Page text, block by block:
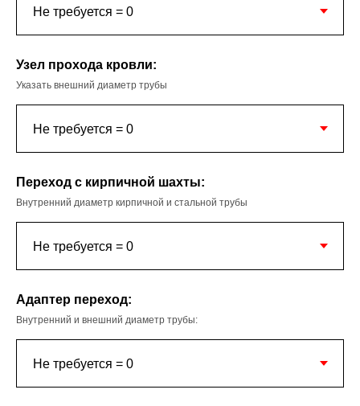
Узел прохода кровли:
Указать внешний диаметр трубы
Переход с кирпичной шахты:
Внутренний диаметр кирпичной и стальной трубы
Адаптер переход:
Внутренний и внешний диаметр трубы: